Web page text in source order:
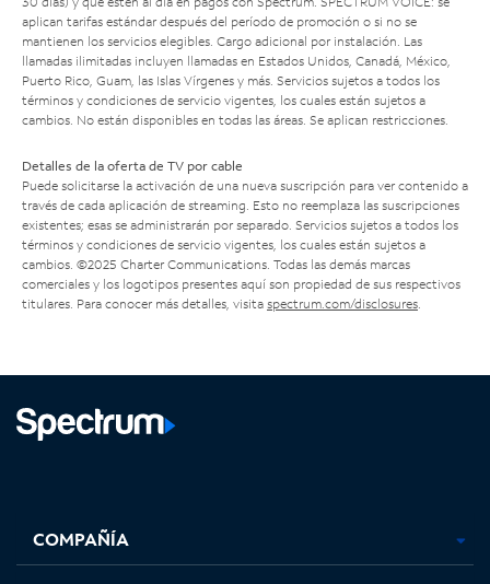
aplican tarifas estándar después del período de promoción o si no se
mantienen los servicios elegibles. Cargo adicional por instalación. Las
llamadas ilimitadas incluyen llamadas en Estados Unidos, Canadá, México,
Puerto Rico, Guam, las Islas Vírgenes y más. Servicios sujetos a todos los
términos y condiciones de servicio vigentes, los cuales están sujetos a
cambios. No están disponibles en todas las áreas. Se aplican restricciones.
Detalles de la oferta de TV por cable
Puede solicitarse la activación de una nueva suscripción para ver contenido a
través de cada aplicación de streaming. Esto no reemplaza las suscripciones
existentes; esas se administrarán por separado. Servicios sujetos a todos los
términos y condiciones de servicio vigentes, los cuales están sujetos a
cambios. ©2025 Charter Communications. Todas las demás marcas
comerciales y los logotipos presentes aquí son propiedad de sus respectivos
titulares. Para conocer más detalles, visita spectrum.com/disclosures
abre
en
abre
en
abre
en
en
COMPAÑÍA